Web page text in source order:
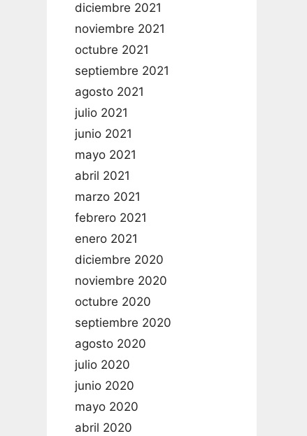
diciembre 2021
noviembre 2021
octubre 2021
septiembre 2021
agosto 2021
julio 2021
junio 2021
mayo 2021
abril 2021
marzo 2021
febrero 2021
enero 2021
diciembre 2020
noviembre 2020
octubre 2020
septiembre 2020
agosto 2020
julio 2020
junio 2020
mayo 2020
abril 2020